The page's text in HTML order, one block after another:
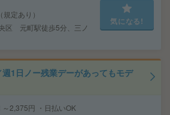
定あり）
区 元町駅徒歩5分、三ノ
気になる!
1日ノー残業デーがあってもモデ
～2,375円 ・日払いOK